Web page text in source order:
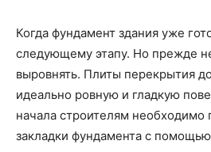
Когда фундамент здания уже
следующему этапу. Но прежде
выровнять. Плиты перекрытия
идеально ровную и гладкую
начала строителям необходимо
закладки фундамента с